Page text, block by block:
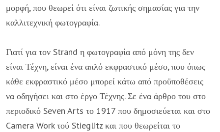
μορφή, που θεωρεί ότι είναι ζωτικής σημασίας για την
καλλιτεχνική φωτογραφία.
Γιατί για τον Strand η φωτογραφία από μόνη της δεν
είναι Τέχνη, είναι ένα απλό εκφραστικό μέσο, που όπως
κάθε εκφραστικό μέσο μπορεί κάτω από προ­ϋποθέσεις
να οδηγήσει και στο έργο Τέχνης. Σε ένα άρθρο του στο
περιοδικό Seven Arts το 1917 που δημοσιεύεται και στο
Camera Work τού Stieglitz και που θεωρείται το